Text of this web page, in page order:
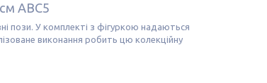
ABC5
пози. У комплекті з фігуркою надаються
виконання робить цю колекційну